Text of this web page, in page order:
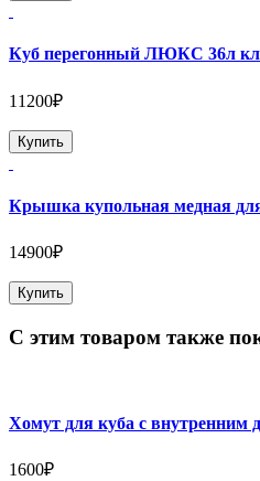
Куб перегонный ЛЮКС 36л
11200₽
Купить
Крышка купольная медная
14900₽
Купить
С этим товаром также
Хомут для куба с внутренним
1600₽